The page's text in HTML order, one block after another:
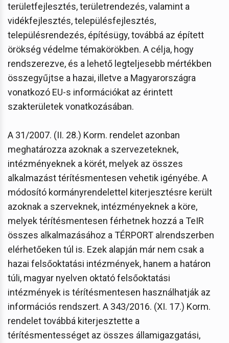
területfejlesztés, területrendezés, valamint a
vidékfejlesztés, településfejlesztés,
településrendezés, építésügy, továbbá az épített
örökség védelme témakörökben. A célja, hogy
rendszerezve, és a lehető legteljesebb mértékben
összegyűjtse a hazai, illetve a Magyarországra
vonatkozó EU-s információkat az érintett
szakterületek vonatkozásában.
A 31/2007. (II. 28.) Korm. rendelet azonban
meghatározza azoknak a szervezeteknek,
intézményeknek a körét, melyek az összes
alkalmazást térítésmentesen vehetik igényébe. A
módosító kormányrendelettel kiterjesztésre került
azoknak a szerveknek, intézményeknek a köre,
melyek térítésmentesen férhetnek hozzá a TeIR
összes alkalmazásához a TÉRPORT alrendszerben
elérhetőeken túl is. Ezek alapján már nem csak a
hazai felsőoktatási intézmények, hanem a határon
túli, magyar nyelven oktató felsőoktatási
intézmények is térítésmentesen használhatják az
információs rendszert. A 343/2016. (XI. 17.) Korm.
rendelet továbbá kiterjesztette a
térítésmentességet az összes államigazgatási,